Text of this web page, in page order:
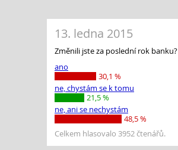
13. ledna 2015
Změnili jste za poslední rok banku?
ano
30,1 %
ne, chystám se k tomu
21,5 %
ne, ani se nechystám
48,5 %
Celkem hlasovalo 3952 čtenářů.